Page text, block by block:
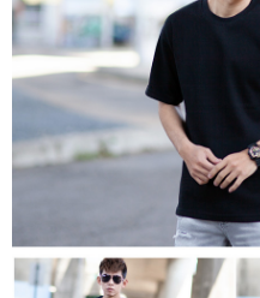
３．收到繳費通知簡訊後14天內，
ATM／網路銀行／等多元方式進行
※ 請注意：結帳手續完成當下不需
購買商品的店家。未經商家同意取
後付繳納相關費用。
※ 交易是否成功請以「AFTEE先享
是否繳費成功／繳費後需取消欲退
客戶支援中心」https://
１．透過由恩沛科技股份有限公司
易，需依本服務之必要範圍內提供
權轉讓予恩沛科技股份有限公司。
２．關於個人資料處理事宜，請瀏
7-11付款取貨
每筆NT$80，滿NT$1,800(含以
先付款後7-11取貨
每筆NT$80，滿NT$1,800(含以
每筆NT$120，滿NT$3,000(含